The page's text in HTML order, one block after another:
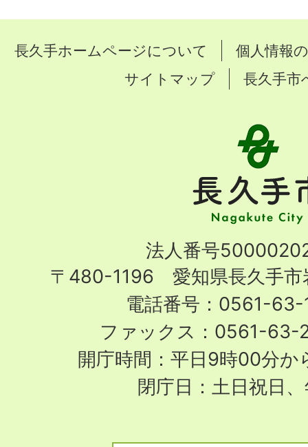
長久手ホームページについて
個人情報
サイトマップ
長久手市
手
市
City
法人番号
〒480-1196 愛知県長久手市
電話番号：0561-63-
ファックス：0561-63-
開庁時間：平日9時00分
閉庁日：土日祝日